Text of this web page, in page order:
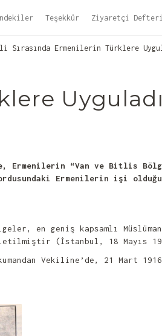
Teşekkür Ziyaretçi Defteri
Sırasında Ermenilerin Türklere
Ermenilerin “Van ve Bitlis
Ermenilerin işi
en geniş kapsamlı
(İstanbul, 18 Mayıs
Vekiline’de, 21 Mart